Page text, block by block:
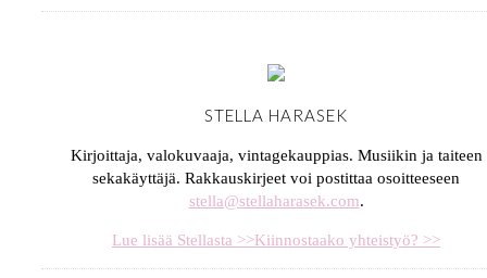
STELLA HARASEK
Kirjoittaja, valokuvaaja, vintagekauppias. Musiikin ja taiteen
sekakäyttäjä. Rakkauskirjeet voi postittaa osoitteeseen
stella@stellaharasek.com.
Lue lisää Stellasta >>Kiinnostaako yhteistyö? >>